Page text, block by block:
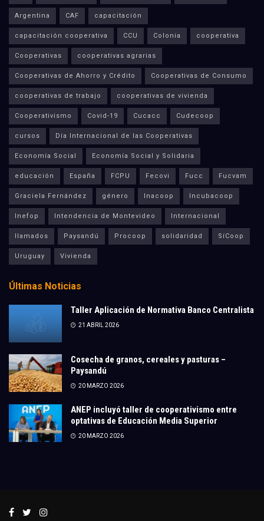
Argentina CAF capacitación
capacitación cooperativa CCU Colonia cooperativa
Cooperativas cooperativas agrarias
Cooperativas de Ahorro y Crédito Cooperativas de Consumo
cooperativas de trabajo cooperativas de vivienda
Cooperativismo Covid-19 Cucacc Cudecoop
cursos Día Internacional de las Cooperativas
Economía Social Economía Social y Solidaria
educación España FCPU Fecovi Fucc Fucvam
Graciela Fernández género Inacoop Incubacoop
Inefop Intendencia de Montevideo Internacional
llamados Paysandú Procoop solidaridad SíCoop
Uruguay Vivienda
Últimas Noticias
Taller Aplicación de Normativa Banco Centralista
21 ABRIL 2026
Cosecha de granos, cereales y pasturas –
Paysandú
20 MARZO 2026
ANEP incluyó taller de cooperativismo entre
optativas de Educación Media Superior
20 MARZO 2026